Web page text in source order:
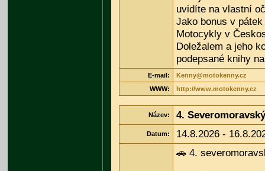
uvidíte na vlastní
Jako bonus v
Motocykly v
Doležalem a jeho
podepsané knihy
E-mail:
Kenny@motokenny.cz
WWW:
http://www.motokenny.cz
Název: 4.
Datum: 14.8.2026 -
🚗 4.